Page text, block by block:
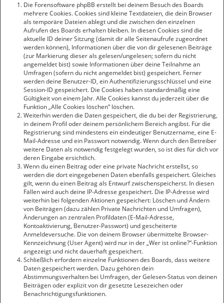
Die Forensoftware phpBB erstellt bei deinem Besuch des Boards
mehrere Cookies. Cookies sind kleine Textdateien, die dein Browser
als temporäre Dateien ablegt und die zwischen den einzelnen
Aufrufen des Boards erhalten bleiben. In diesen Cookies sind die
aktuelle ID deiner Sitzung (damit dir alle Seitenaufrufe zugeordnet
werden können), Informationen über die von dir gelesenen Beiträge
(zur Markierung dieser als gelesen/ungelesen; sofern du nicht
angemeldet bist) sowie Informationen über deine Teilnahme an
Umfragen (sofern du nicht angemeldet bist) gespeichert. Ferner
werden deine Benutzer-ID, ein Authentifizierungsschlüssel und eine
Session-ID gespeichert. Die Cookies haben standardmäßig eine
Gültigkeit von einem Jahr. Alle Cookies kannst du jederzeit über die
Funktion „Alle Cookies löschen“ löschen.
Weiterhin werden die Daten gespeichert, die du bei der Registrierung,
in deinem Profil oder deinem persönlichem Bereich angibst. Für die
Registrierung sind mindestens ein eindeutiger Benutzername, eine E-
Mail-Adresse und ein Passwort notwendig. Wenn durch den Betreiber
weitere Daten als notwendig festgelegt wurden, so ist dies für dich vor
deren Eingabe ersichtlich.
Wenn du einen Beitrag oder eine private Nachricht erstellst, so
werden die dort eingegebenen Daten ebenfalls gespeichert. Gleiches
gilt, wenn du einen Beitrag als Entwurf zwischenspeicherst. In diesen
Fällen wird auch deine IP-Adresse gespeichert. Die IP-Adresse wird
weiterhin bei folgenden Aktionen gespeichert: Löschen und Ändern
von Beiträgen (dazu zählen Private Nachrichten und Umfragen),
Änderungen an zentralen Profildaten (E-Mail-Adresse,
Kontoaktivierung, Benutzer-Passwort) und gescheiterte
Anmeldeversuche. Die von deinem Browser übermittelte Browser-
Kennzeichnung (User Agent) wird nur in der „Wer ist online?“-Funktion
angezeigt und nicht dauerhaft gespeichert.
Schließlich erfordern einzelne Funktionen des Boards, dass weitere
Daten gespeichert werden. Dazu gehören dein
Abstimmungsverhalten bei Umfragen, der Gelesen-Status von deinen
Beiträgen oder explizit von dir gesetzte Lesezeichen oder
Benachrichtigungsfunktionen.